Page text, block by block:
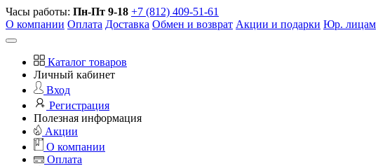
Часы работы: Пн-Пт 9-18 +7 (812) 409-51-61
О компании Оплата Доставка Обмен и возврат Акции и подарки Юр. лицам
Каталог товаров
Личный кабинет
Вход
Регистрация
Полезная информация
Акции
О компании
Оплата